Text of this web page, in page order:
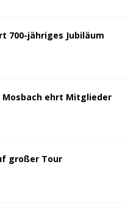
700-jähriges Jubiläum
ehrt Mitglieder
großer Tour